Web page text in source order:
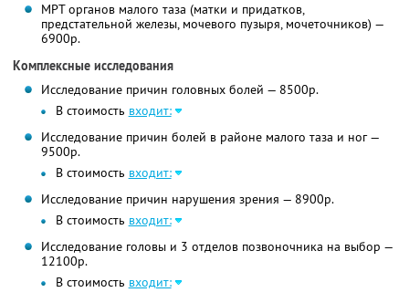
МРТ органов малого таза (матки и придатков,
предстательной железы, мочевого пузыря, мочеточников) —
6900р.
Комплексные исследования
Исследование причин головных болей — 8500р.
В стоимость входит:
Исследование причин болей в районе малого таза и ног —
9500р.
В стоимость входит:
Исследование причин нарушения зрения — 8900р.
В стоимость входит:
Исследование головы и 3 отделов позвоночника на выбор —
12100р.
В стоимость входит: